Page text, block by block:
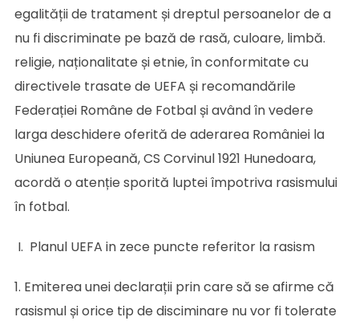
egalității de tratament și dreptul persoanelor de a
nu fi discriminate pe bază de rasă, culoare, limbă.
religie, naționalitate și etnie, în conformitate cu
directivele trasate de UEFA și recomandările
Federației Române de Fotbal și având în vedere
larga deschidere oferită de aderarea României la
Uniunea Europeană, CS Corvinul 1921 Hunedoara,
acordă o atenție sporită luptei împotriva rasismului
în fotbal.
I. Planul UEFA in zece puncte referitor la rasism
1. Emiterea unei declarații prin care să se afirme că
rasismul și orice tip de disciminare nu vor fi tolerate